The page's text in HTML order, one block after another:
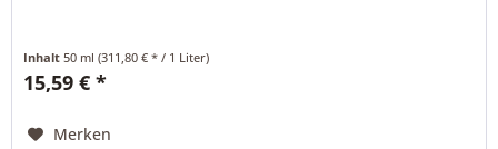
Inhalt50 ml(311,80 € * / 1 Liter)
15,59 € *
Merken